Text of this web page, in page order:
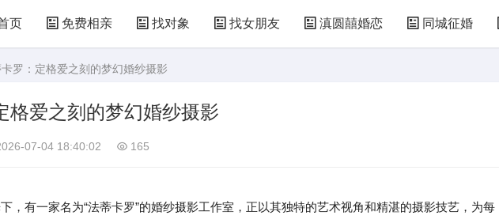
页 免费相亲 找对象 找女朋友 滇圆囍婚恋 同城征婚
罗：定格爱之刻的梦幻婚纱摄影
格爱之刻的梦幻婚纱摄影
07-04 18:40:02 165
，有一家名为“法蒂卡罗”的婚纱摄影工作室，正以其独特的艺术视角和精湛的摄影技艺，为每